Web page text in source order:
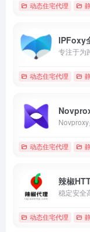
动态住宅代理
IPFoxy
专注于为
动态住宅代理
动态住宅代理
辣椒
动态住宅代理